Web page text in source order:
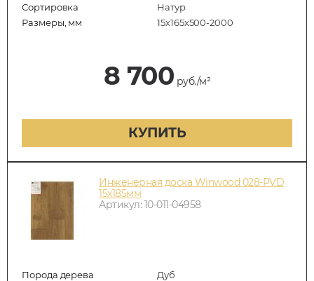
Сортировка
Натур
Размеры, мм
15х165х500-2000
8 700 руб./м²
КУПИТЬ
Инженерная доска Winwood 028-PVD
15х185мм
Артикул: 10-011-04958
Порода дерева
Дуб